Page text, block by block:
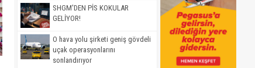
SHGM'DEN PİS KOKULAR
GELİYOR!
O hava yolu şirketi geniş gövdeli
uçak operasyonlarını
sonlandırıyor